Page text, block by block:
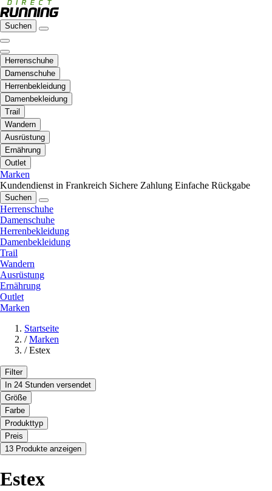
Suchen
Herrenschuhe
Damenschuhe
Herrenbekleidung
Damenbekleidung
Trail
Wandern
Ausrüstung
Ernährung
Outlet
Marken
Kundendienst in Frankreich Sichere Zahlung Einfache Rückgabe
Suchen
Herrenschuhe
Damenschuhe
Herrenbekleidung
Damenbekleidung
Trail
Wandern
Ausrüstung
Ernährung
Outlet
Marken
Startseite
/ Marken
/ Estex
Filter
In 24 Stunden versendet
Größe
Farbe
Produkttyp
Preis
13 Produkte anzeigen
Estex